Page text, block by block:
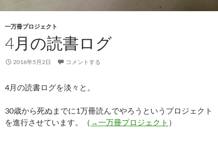
一万冊プロジェクト
4月の読書ログ
2016年5月2日 コメントする
4月の読書ログを淡々と。
30歳から死ぬまでに1万冊読んでやろうというプロジェクト
を進行させています。（ →一万冊プロジェクト ）